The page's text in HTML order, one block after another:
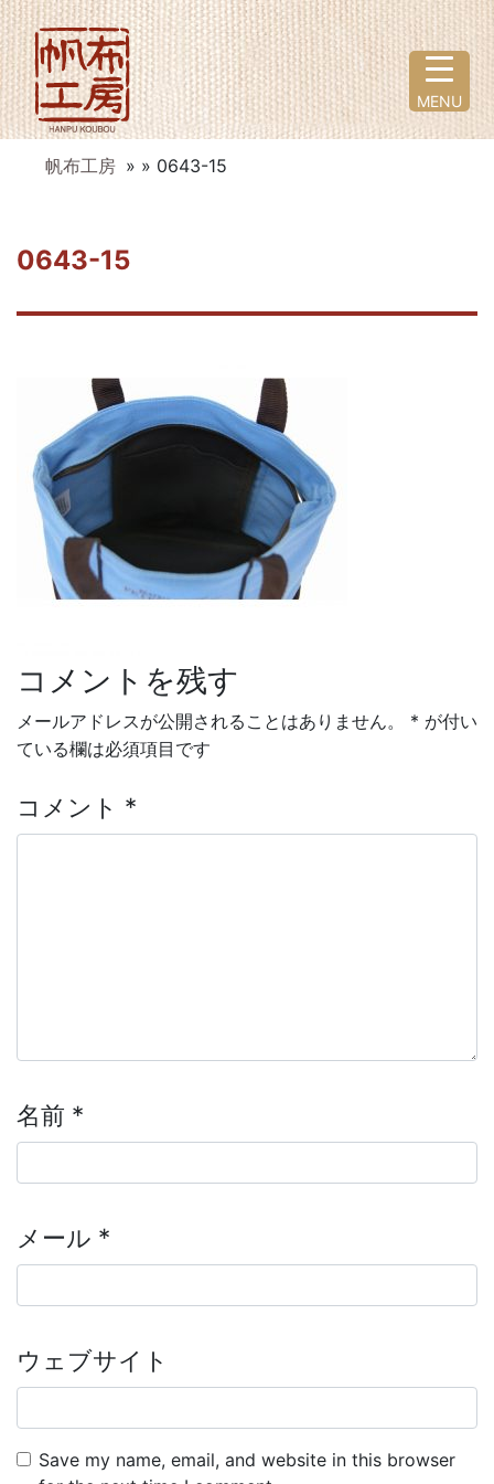
帆布工房 » » 0643-15
0643-15
投稿ナビゲーション
コメントを残す
メールアドレスが公開されることはありません。 * が付い
ている欄は必須項目です
コメント *
名前 *
メール *
ウェブサイト
Save my name, email, and website in this browser
MENU